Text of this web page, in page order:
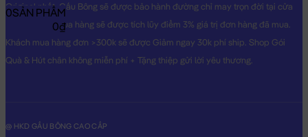
Original nhất. Gấu Bông sẽ được bảo hành đường chỉ may trọn đời tại cửa
hàng, Khách mua hàng sẽ được tích lũy điểm 3% giá trị đơn hàng đã mua.
Khách mua hàng đơn >300k sẽ được Giảm ngay 30k phí ship. Shop Gói
Quà & Hút chân không miễn phí + Tặng thiệp gửi lời yêu thương.
@ HKD GẤU BÔNG CAO CẤP
0SẢN PHẨM
0₫